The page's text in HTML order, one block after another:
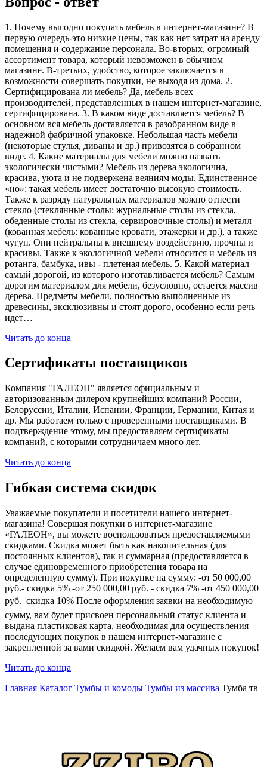
1. Почему выгодно покупать мебель в интернет-магазине? В
первую очередь-это низкие цены, так как нет затрат на аренду
помещения и содержание персонала. Во-вторых, огромный
ассортимент товара, который невозможен в обычном
магазине. В-третьих, удобство, которое заключается в
возможности совершать покупки, не выходя из дома. 2.
Сертифицирована ли мебель? Да, мебель всех
производителей, представленных в нашем интернет-магазине,
сертифицирована. 3. В каком виде доставляется мебель? В
основном вся мебель доставляется в разобранном виде в
надежной фабричной упаковке. Небольшая часть мебели
(некоторые стулья, диваны и др.) привозятся в собранном
виде. 4. Какие материалы для мебели можно назвать
экологически чистыми? Мебель из дерева экологична,
красива, уюта и не подвержена веяниям моды. Единственное
«но»: такая мебель имеет достаточно высокую стоимость.
Также к разряду натуральных материалов можно отнести
стекло (стеклянные столы: журнальные столы из стекла,
обеденные столы из стекла, сервировочные столы) и металл
(кованная мебель: кованные кровати, этажерки и др.), а также
чугун. Они нейтральны к внешнему воздействию, прочны и
красивы. Также к экологичной мебели относится и мебель из
ротанга, бамбука, ивы - плетеная мебель. 5. Какой материал
самый дорогой, из которого изготавливается мебель? Самым
дорогим материалом для мебели, безусловно, остается массив
дерева. Предметы мебели, полностью выполненные из
древесины, эксклюзивны и стоят дорого, особенно если речь
идет…
Читать до конца
Сертификаты поставщиков
Компания "ГАЛЕОН" является официальным и
авторизованным дилером крупнейших компаний России,
Белоруссии, Италии, Испании, Франции, Германии, Китая и
др. Мы работаем только с проверенными поставщиками. В
подтверждение этому, мы предоставляем сертификаты
компаний, с которыми сотрудничаем много лет.
Читать до конца
Гибкая система скидок
Уважаемые покупатели и посетители нашего интернет-
магазина! Совершая покупки в интернет-магазине
«ГАЛЕОН», вы можете воспользоваться предоставляемыми
скидками. Скидка может быть как накопительная (для
постоянных клиентов), так и суммарная (предоставляется в
случае единовременного приобретения товара на
определенную сумму). При покупке на сумму: -от 50 000,00
руб.- скидка 5% -от 250 000,00 руб. - скидка 7% -от 450 000,00
руб.  скидка 10% После оформления заявки на необходимую
сумму, вам будет присвоен персональный статус клиента и
выдана пластиковая карта, необходимая для осуществления
последующих покупок в нашем интернет-магазине с
закрепленной за вами скидкой. Желаем вам удачных покупок!
Читать до конца
Главная Каталог Тумбы и комоды Тумбы из массива Тумба тв